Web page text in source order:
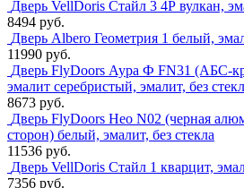
Дверь VellDoris Стайл 3 4Р вулкан,
8494 руб.
Дверь Albero Геометрия 1 белый,
11990 руб.
Дверь FlyDoors Аура Ф FN31 (АБС-
эмалит серебристый, эмалит, без
8673 руб.
Дверь FlyDoors Нео N02 (черная
сторон) белый, эмалит, без стекла
11536 руб.
Дверь VellDoris Стайл 1 кварцит,
7356 руб.